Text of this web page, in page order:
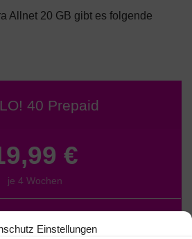
Einstellungen
Allnet 20 GB gibt es folgende
40 Prepaid
€
je 4 Wochen